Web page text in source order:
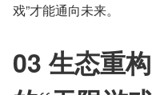
戏”才能通向未来。
03 生态重